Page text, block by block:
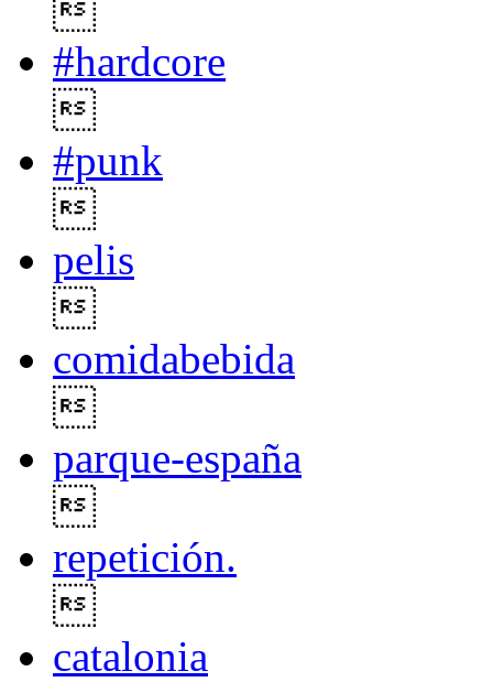
#hardcore
#punk
pelis
comidabebida
parque-españa
repetición.
catalonia